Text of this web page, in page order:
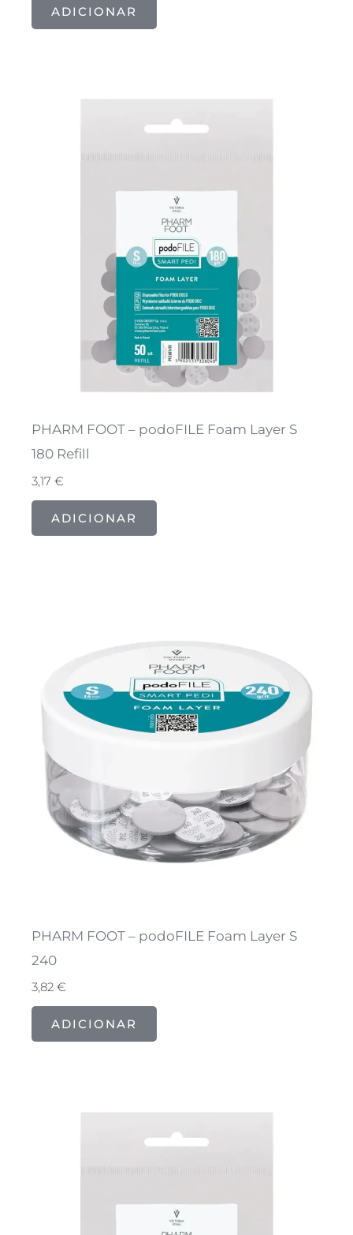
ADICIONAR
PHARM FOOT – podoFILE Foam Layer S
180 Refill
3,17€
ADICIONAR
PHARM FOOT – podoFILE Foam Layer S
240
3,82€
ADICIONAR